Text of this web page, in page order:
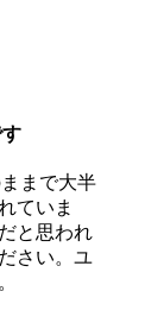
まで大半
ていま
と思われ
さい。ユ